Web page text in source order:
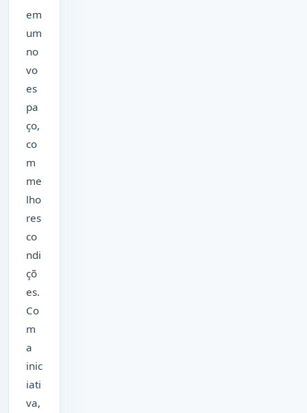
em
um
no
vo
es
pa
ço,
co
m
me
lho
res
co
ndi
çõ
es.
Co
m
a
inic
iati
va,